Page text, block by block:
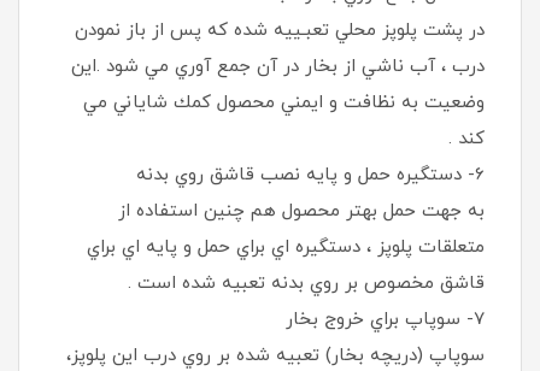
در پشت پلوپز محلي تعبـييه شده كه پس از باز نمودن
درب ، آب ناشي از بخار در آن جمع آوري مي شود .اين
وضعيت به نظافت و ايمني محصول كمك شاياني مي
كند .
6- دستگيره حمل و پايه نصب قاشق روي بدنه
به جهت حمل بهتر محصول هم چنين استفاده از
متعلقات پلوپز ، دستگيره اي براي حمل و پايه اي براي
قاشق مخصوص بر روي بدنه تعبيه شده است .
7- سوپاپ براي خروج بخار
سوپاپ (دريچه بخار) تعبیه شده بر روي درب اين پلوپز،